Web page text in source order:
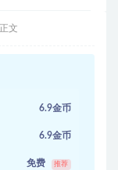
正文
6.9金币
6.9金币
免费 推荐